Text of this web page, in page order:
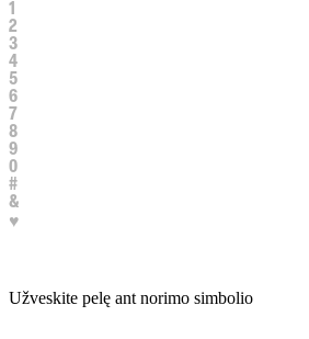
1
2
3
4
5
6
7
8
9
0
#
&
♥
Užveskite pelę ant norimo simbolio